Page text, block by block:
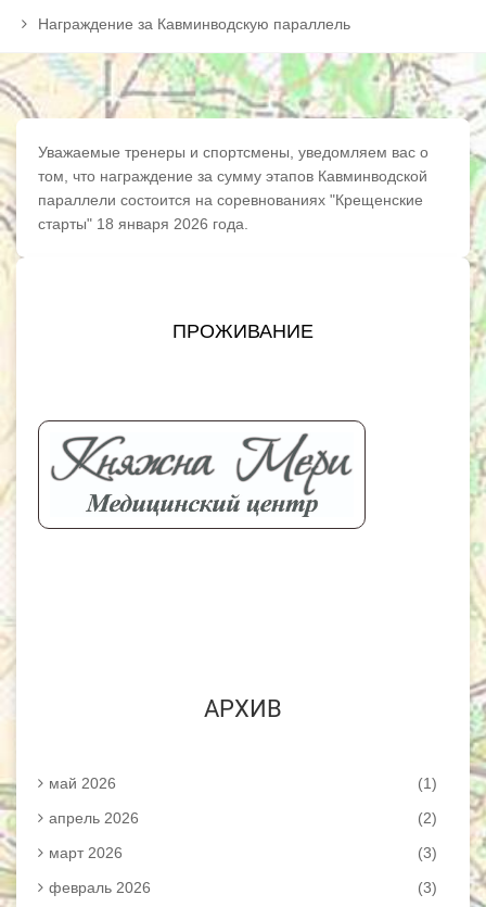
Награждение за Кавминводскую параллель
Уважаемые тренеры и спортсмены, уведомляем вас о
том, что награждение за сумму этапов Кавминводской
параллели состоится на соревнованиях "Крещенские
старты" 18 января 2026 года.
ПРОЖИВАНИЕ
АРХИВ
май 2026
(1)
апрель 2026
(2)
март 2026
(3)
февраль 2026
(3)